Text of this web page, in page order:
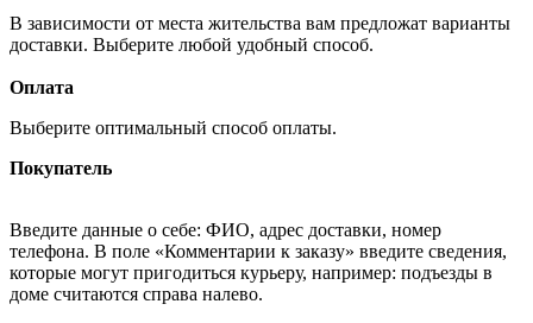
В зависимости от места жительства вам предложат варианты
доставки. Выберите любой удобный способ.
Оплата
Выберите оптимальный способ оплаты.
Покупатель
Введите данные о себе: ФИО, адрес доставки, номер
телефона. В поле «Комментарии к заказу» введите сведения,
которые могут пригодиться курьеру, например: подъезды в
доме считаются справа налево.